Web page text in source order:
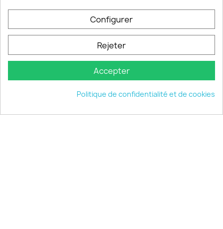
INFORMATIONS 
VOTRE COMPTE 
INFORMATIONS keyboard_arrow_down
© 2026 - choisistacoque.com
Configurer
Rejeter
Accepter
Politique de confidentialité et de cookies